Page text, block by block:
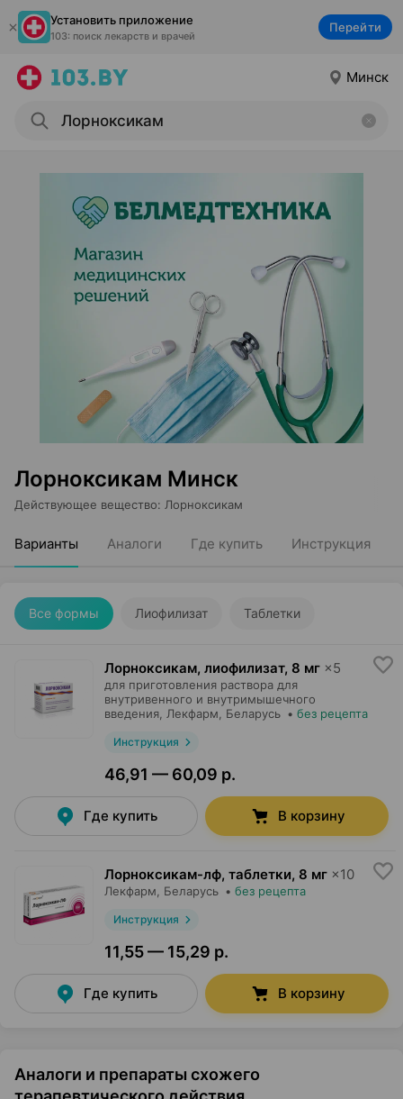
Установить приложение
103: поиск лекарств и врачей
Перейти
Минск
Лорноксикам Минск
Действующее вещество: Лорноксикам
Варианты Аналоги Где купить Инструкция
Все формы Лиофилизат Таблетки
Лорноксикам, лиофилизат, 8 мг ×5
для приготовления раствора для
внутривенного и внутримышечного
введения, Лекфарм , Беларусь • без рецепта
Инструкция
46,91 — 60,09 р.
Где купить В корзину
Лорноксикам-лф, таблетки, 8 мг ×10
Лекфарм , Беларусь • без рецепта
Инструкция
11,55 — 15,29 р.
Где купить В корзину
Аналоги и препараты схожего